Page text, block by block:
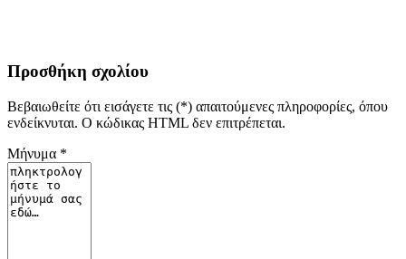
Προσθήκη σχολίου
Βεβαιωθείτε ότι εισάγετε τις (*) απαιτούμενες πληροφορίες, όπου
ενδείκνυται. Ο κώδικας HTML δεν επιτρέπεται.
Μήνυμα *